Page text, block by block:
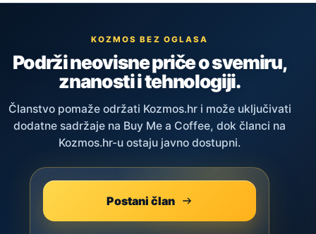
KOZMOS BEZ OGLASA
Podrži neovisne priče o svemiru,
znanosti i tehnologiji.
Članstvo pomaže održati Kozmos.hr i može uključivati
dodatne sadržaje na Buy Me a Coffee, dok članci na
Kozmos.hr-u ostaju javno dostupni.
Postani član